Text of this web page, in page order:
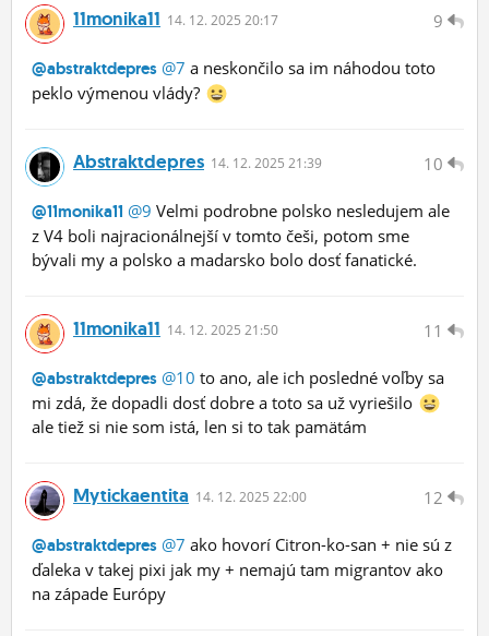
9
11monika11 14. 12. 2025 20:17
@abstraktdepres @7 a neskončilo sa im náhodou toto
peklo výmenou vlády?
10
Abstraktdepres 14. 12. 2025 21:39
@11monika11 @9 Velmi podrobne polsko nesledujem ale
z V4 boli najracionálnejší v tomto češi, potom sme
bývali my a polsko a madarsko bolo dosť fanatické.
11
11monika11 14. 12. 2025 21:50
@abstraktdepres @10 to ano, ale ich posledné voľby sa
mi zdá, že dopadli dosť dobre a toto sa už vyriešilo
ale tiež si nie som istá, len si to tak pamätám
12
Mytickaentita 14. 12. 2025 22:00
@abstraktdepres @7 ako hovorí Citron-ko-san + nie sú z
ďaleka v takej pixi jak my + nemajú tam migrantov ako
na západe Európy